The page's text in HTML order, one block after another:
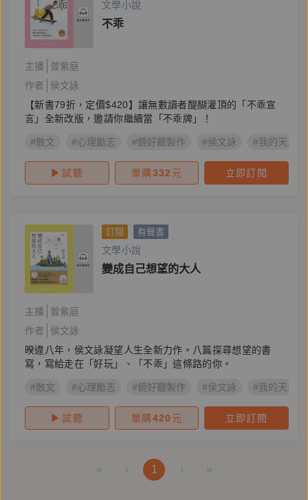
文學小說
不乖
主播
曾紫庭
作者
侯文詠
【新書79折，定價$420】讓無數讀者醍醐灌頂的「不乖宣
言」全新改版，邀請你繼續當「不乖牌」！
#散文 #心理勵志 #鏡好聽製作 #侯文詠 #我的天才夢
試聽 單購332 元 立即訂閱
訂閱 有聲書
文學小說
變成自己想望的大人
主播
曾紫庭
作者
侯文詠
暌違八年，侯文詠凝望人生全新力作。八篇探尋想望的書
寫，寫給走在「好玩」、「不乖」這條路的你。
#散文 #心理勵志 #鏡好聽製作 #侯文詠 #我的天才夢
試聽 單購420 元 立即訂閱
« ‹ 1 › »